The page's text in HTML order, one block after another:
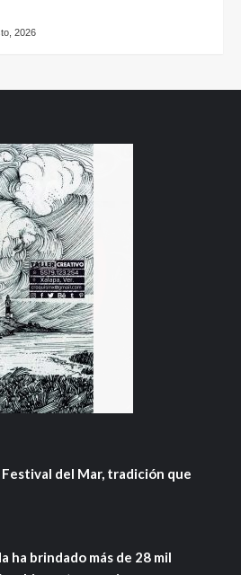
2026
del Mar, tradición que
ha brindado más de 28 mil